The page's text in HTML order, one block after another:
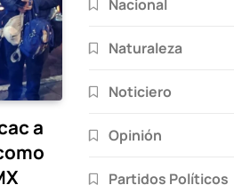
a
Nacional
Naturaleza
Noticiero
Opinión
Partidos Políticos